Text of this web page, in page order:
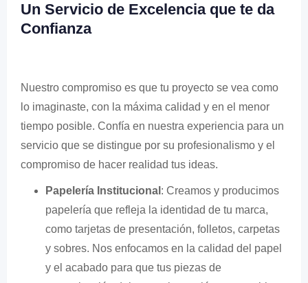
Un Servicio de Excelencia que te da
Confianza
Nuestro compromiso es que tu proyecto se vea como
lo imaginaste, con la máxima calidad y en el menor
tiempo posible. Confía en nuestra experiencia para un
servicio que se distingue por su profesionalismo y el
compromiso de hacer realidad tus ideas.
Papelería Institucional : Creamos y producimos
papelería que refleja la identidad de tu marca,
como tarjetas de presentación, folletos, carpetas
y sobres. Nos enfocamos en la calidad del papel
y el acabado para que tus piezas de